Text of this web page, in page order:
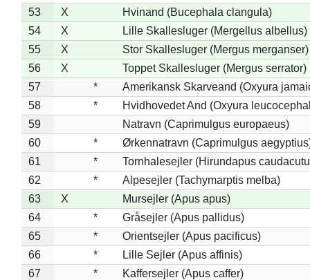
53
X
Hvinand (Bucephala clangula)
54
X
Lille Skallesluger (Mergellus albellus)
55
X
Stor Skallesluger (Mergus merganser)
56
X
Toppet Skallesluger (Mergus serrator)
57
*
Amerikansk Skarveand (Oxyura
58
*
Hvidhovedet And (Oxyura
59
Natravn (Caprimulgus europaeus)
60
*
Ørkennatravn (Caprimulgus
61
*
Tornhalesejler (Hirundapus
62
*
Alpesejler (Tachymarptis melba)
63
X
Mursejler (Apus apus)
64
*
Gråsejler (Apus pallidus)
65
*
Orientsejler (Apus pacificus)
66
*
Lille Sejler (Apus affinis)
67
*
Kaffersejler (Apus caffer)